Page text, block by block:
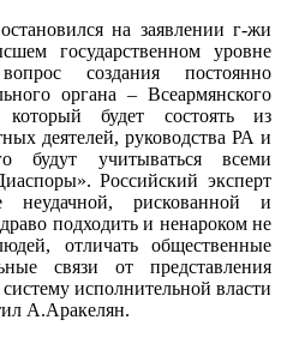
на заявлении г-жи
государственном уровне
создания постоянно
органа – Всеармянского
который будет состоять из
деятелей, руководства РА и
учитываться всеми
Российский эксперт
рискованной и
подходить и ненароком не
отличать общественные
связи от представления
исполнительной власти
А.Аракелян.